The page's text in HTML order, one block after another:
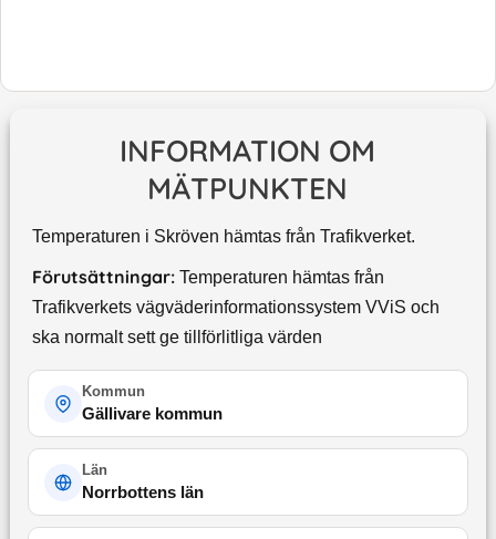
INFORMATION OM
MÄTPUNKTEN
Temperaturen i Skröven hämtas från Trafikverket.
Förutsättningar: Temperaturen hämtas från
Trafikverkets vägväderinformationssystem VViS och
ska normalt sett ge tillförlitliga värden
Kommun
Gällivare kommun
Län
Norrbottens län